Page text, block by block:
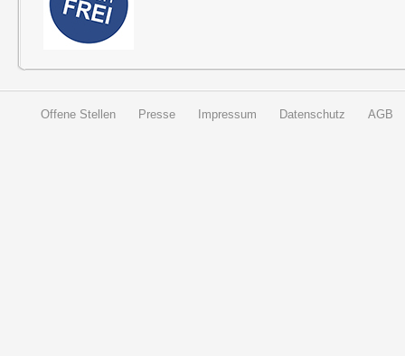
Offene Stellen Presse Impressum Datenschutz AGB